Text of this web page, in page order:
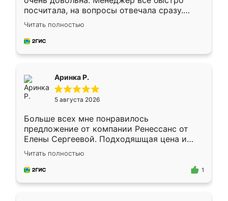
посчитала, на вопросы отвечала сразу.
Замерщик приехал в субботу, подошёл к
делу со всей ответственностью. Собрали
за день, ребята работали аккуратно, даже
Читать полностью
Аринка Р.
5 августа 2026
Больше всех мне понравилось
предложение от компании Ренессанс от
Елены Сергеевой. Подходяшщая цена и
короткие сроки изготовления. Приехавший
для замера сотрудник Владислав
предложил по моему эскизу самый
Читать полностью
1